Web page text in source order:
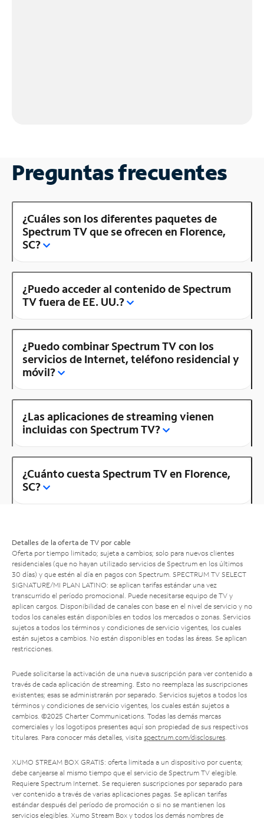
Preguntas frecuentes
¿Cuáles son los diferentes paquetes de
Spectrum TV que se ofrecen en Florence,
SC?
¿Puedo acceder al contenido de Spectrum
TV fuera de EE. UU.?
¿Puedo combinar Spectrum TV con los
servicios de Internet, teléfono residencial y
móvil?
¿Las aplicaciones de streaming vienen
incluidas con Spectrum TV?
¿Cuánto cuesta Spectrum TV en Florence,
SC?
Detalles de la oferta de TV por cable
Oferta por tiempo limitado; sujeta a cambios; solo para nuevos clientes
residenciales (que no hayan utilizado servicios de Spectrum en los últimos
30 días) y que estén al día en pagos con Spectrum. SPECTRUM TV SELECT
SIGNATURE/MI PLAN LATINO: se aplican tarifas estándar una vez
transcurrido el período promocional. Puede necesitarse equipo de TV y
aplican cargos. Disponibilidad de canales con base en el nivel de servicio y no
todos los canales están disponibles en todos los mercados o zonas. Servicios
sujetos a todos los términos y condiciones de servicio vigentes, los cuales
están sujetos a cambios. No están disponibles en todas las áreas. Se aplican
restricciones.
Puede solicitarse la activación de una nueva suscripción para ver contenido a
través de cada aplicación de streaming. Esto no reemplaza las suscripciones
existentes; esas se administrarán por separado. Servicios sujetos a todos los
términos y condiciones de servicio vigentes, los cuales están sujetos a
cambios. ©2025 Charter Communications. Todas las demás marcas
comerciales y los logotipos presentes aquí son propiedad de sus respectivos
titulares. Para conocer más detalles, visita spectrum.com/disclosures.
XUMO STREAM BOX GRATIS: oferta limitada a un dispositivo por cuenta;
debe canjearse al mismo tiempo que el servicio de Spectrum TV elegible.
Requiere Spectrum Internet. Se requieren suscripciones por separado para
ver contenido a través de varias aplicaciones pagas. Se aplican tarifas
estándar después del período de promoción o si no se mantienen los
servicios elegibles. Xumo Stream Box y todos los demás nombres de